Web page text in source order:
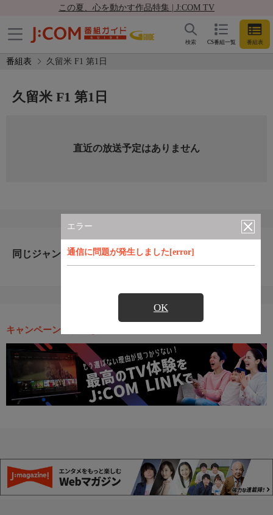
この夏、心を動かす作品特集 | J:COM TV
CS番組一覧 番組表
検索
番組表 久留米 F1 第1日
エラー
通信に問題が発生しました[error]
OK
久留米 F1 第1日
直近の放送予定はありません
同じジャンルのおすすめ番組
キャンペーン・お得な情報